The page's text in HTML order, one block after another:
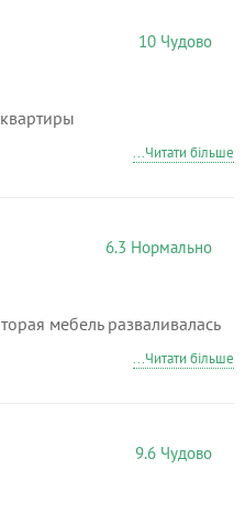
10 Чудово
...Читати більше
6.3 Нормально
мебель разваливалась
...Читати більше
9.6 Чудово